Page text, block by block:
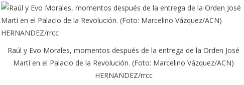
Raúl y Evo Morales, momentos después de la entrega de la Orden José
Martí en el Palacio de la Revolución. (Foto: Marcelino Vázquez/ACN)
HERNANDEZ/rrcc